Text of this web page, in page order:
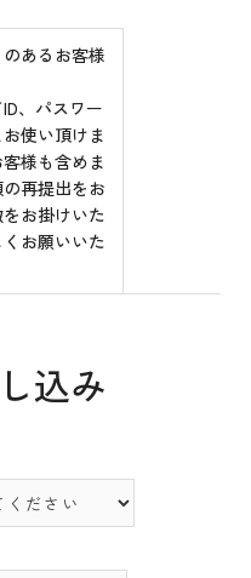
のあるお客様
、パスワー
使い頂けま
様も含めま
再提出をお
お掛けいた
お願いいた
込み